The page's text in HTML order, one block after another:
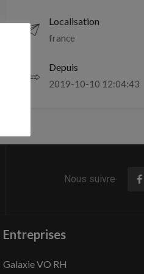
Localisation
france
Depuis
2019-10-10 12:04:43
Nous suivre
Entreprises
Galaxie VO RH